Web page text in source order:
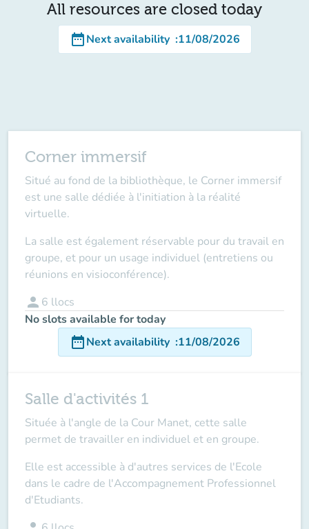
All resources are closed today
date_rangeNext availability :11/08/2026
Corner immersif
Situé au fond de la bibliothèque, le Corner immersif
est une salle dédiée à l'initiation à la réalité
virtuelle.
La salle est également réservable pour du travail en
groupe, et pour un usage individuel (entretiens ou
réunions en visioconférence).
person 6 llocs
No slots available for today
date_rangeNext availability :11/08/2026
Salle d'activités 1
Située à l'angle de la Cour Manet, cette salle
permet de travailler en individuel et en groupe.
Elle est accessible à d'autres services de l'Ecole
dans le cadre de l'Accompagnement Professionnel
d'Etudiants.